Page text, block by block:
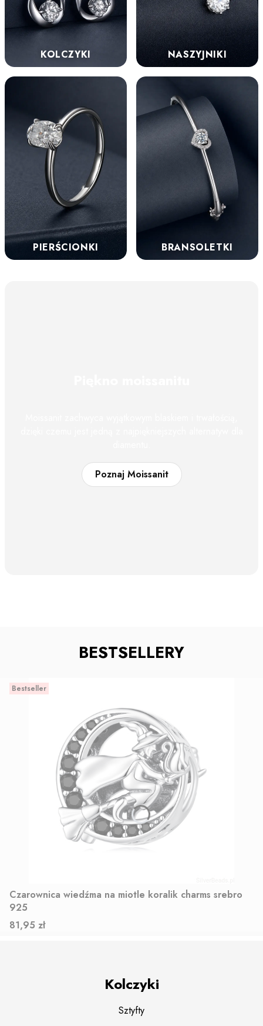
KOLCZYKI NASZYJNIKI
PIERŚCIONKI BRANSOLETKI
Poznaj Moissanit
BESTSELLERY
Bestseller
Czarownica wiedźma na miotle koralik charms srebro
925
Cena
81,95 zł
Kolczyki
Sztyfty